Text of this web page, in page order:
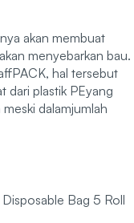
akan membuat
menyebarkan bau.
hal tersebut
dari plastik PEyang
dalamjumlah
Bag 5 Roll